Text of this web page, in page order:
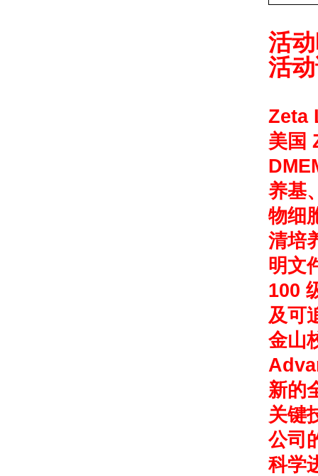
活
活
Zeta
美国
养基
物细
清培
明文
100
及可
金山
新的
关键
公司
科学